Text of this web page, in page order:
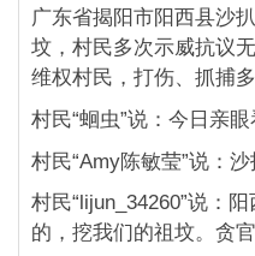
广东省揭阳市阳西县沙
坟，村民多次示威抗议
维权村民，打伤、抓捕多
村民“蛔虫”说：今日亲
村民“Amy陈敏莹”说：
村民“lijun_34260”说：
的，挖我们的祖坟。贪